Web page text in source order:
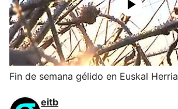
Fin de semana gélido en Euskal Herria
eitb